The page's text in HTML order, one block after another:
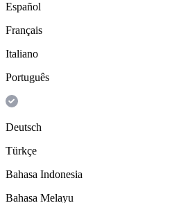
Español
Français
Italiano
Português
Deutsch
Türkçe
Bahasa Indonesia
Bahasa Melayu